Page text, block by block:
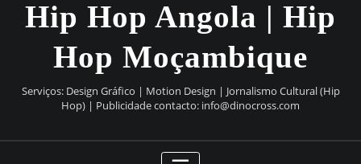
Hip Hop Angola | Hip
Hop Moçambique
Serviços: Design Gráfico | Motion Design | Jornalismo Cultural (Hip
Hop) | Publicidade contacto: info@dinocross.com